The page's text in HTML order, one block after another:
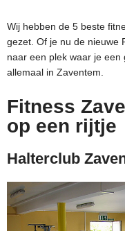
Wij hebben de 5 beste
gezet. Of je nu de nieuwe
naar een plek waar je een
allemaal in Zaventem.
Fitness
op een rijtje
Halterclub